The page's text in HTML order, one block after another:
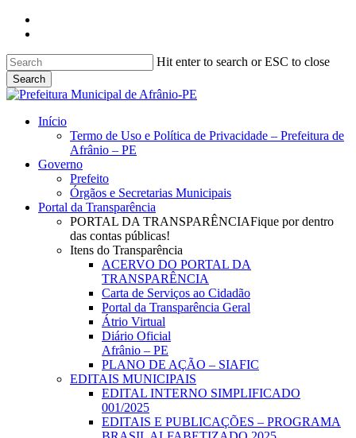
Skip
content
Hit enter to search or ESC to close
Search
Close
search
Menu
Início
Termo de Uso e Política de Privacidade – Prefeitura de
Afrânio – PE
Governo
Prefeito
Órgãos e Secretarias Municipais
Portal da Transparência
PORTAL DA TRANSPARÊNCIAFique por dentro
das contas públicas!
Itens do Transparência
ACERVO DO PORTAL DA
TRANSPARÊNCIA
Carta de Serviços ao Cidadão
Portal da Transparência Geral
Átrio Virtual
Diário Oficial
Afrânio – PE
PLANO DE AÇÃO – SIAFIC
EDITAIS MUNICIPAIS
EDITAL INTERNO SIMPLIFICADO
001/2025
EDITAIS E PUBLICAÇÕES – PROGRAMA